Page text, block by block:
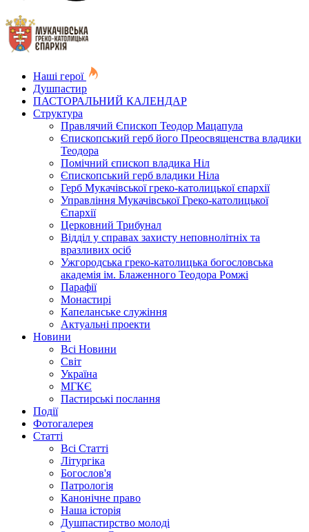
Наші герої
Душпастир
ПАСТОРАЛЬНИЙ КАЛЕНДАР
Структура
Правлячий Єпископ Теодор Мацапула
Єпископський герб його Преосвященства владики
Теодора
Помічний єпископ владика Ніл
Єпископський герб владики Ніла
Герб Мукачівської греко-католицької єпархії
Управління Мукачівської Греко-католицької
Єпархії
Церковний Трибунал
Відділ у справах захисту неповнолітніх та
вразливих осіб
Ужгородська греко-католицька богословська
академія ім. Блаженного Теодора Ромжі
Парафії
Монастирі
Капеланське служіння
Актуальні проекти
Новини
Всі Новини
Світ
Україна
МГКЄ
Пастирські послання
Події
Фотогалерея
Статті
Всі Статті
Літургіка
Богослов'я
Патрологія
Канонічне право
Наша історія
Душпастирство молоді